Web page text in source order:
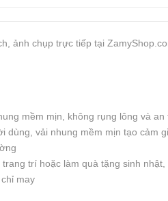
ảnh chụp trực tiếp tại
mềm mịn, không rụng lông và an
dùng, vải nhung mềm mịn tạo cảm
trí hoặc làm quà tặng sinh nhật,
may